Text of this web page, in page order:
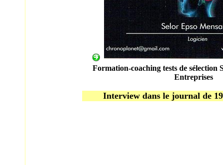
Formation-coaching tests de sélection
Entreprises
Interview dans le journal de